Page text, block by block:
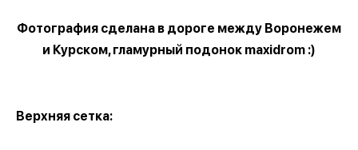
Фотография сделана в дороге между Воронежем
и Курском, гламурный подонок maxidrom :)
Верхняя сетка: